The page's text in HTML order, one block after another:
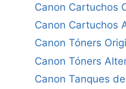
Canon Cartuchos
Canon Cartuchos
Canon Tóners
Canon Tóners
Canon Tanques